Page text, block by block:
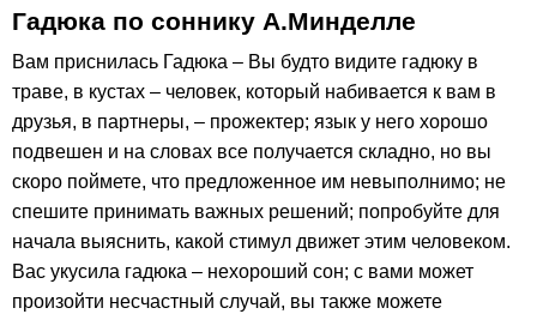
Гадюка по соннику А.Минделле
Вам приснилась Гадюка – Вы будто видите гадюку в
траве, в кустах – человек, который набивается к вам в
друзья, в партнеры, – прожектер; язык у него хорошо
подвешен и на словах все получается складно, но вы
скоро поймете, что предложенное им невыполнимо; не
спешите принимать важных решений; попробуйте для
начала выяснить, какой стимул движет этим человеком.
Вас укусила гадюка – нехороший сон; с вами может
произойти несчастный случай, вы также можете